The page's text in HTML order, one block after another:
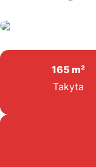
165 m²
Takyta